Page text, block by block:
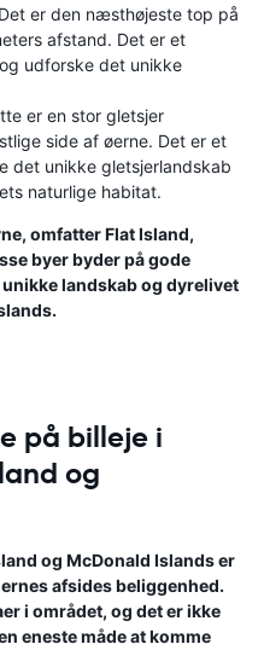
er den næsthøjeste top på
afstand. Det er et
udforske det unikke
er en stor gletsjer
side af øerne. Det er et
det unikke gletsjerlandskab
naturlige habitat.
omfatter Flat Island,
byer byder på gode
landskab og dyrelivet
på billeje i
og
og McDonald Islands er
afsides beliggenhed.
i området, og det er ikke
eneste måde at komme